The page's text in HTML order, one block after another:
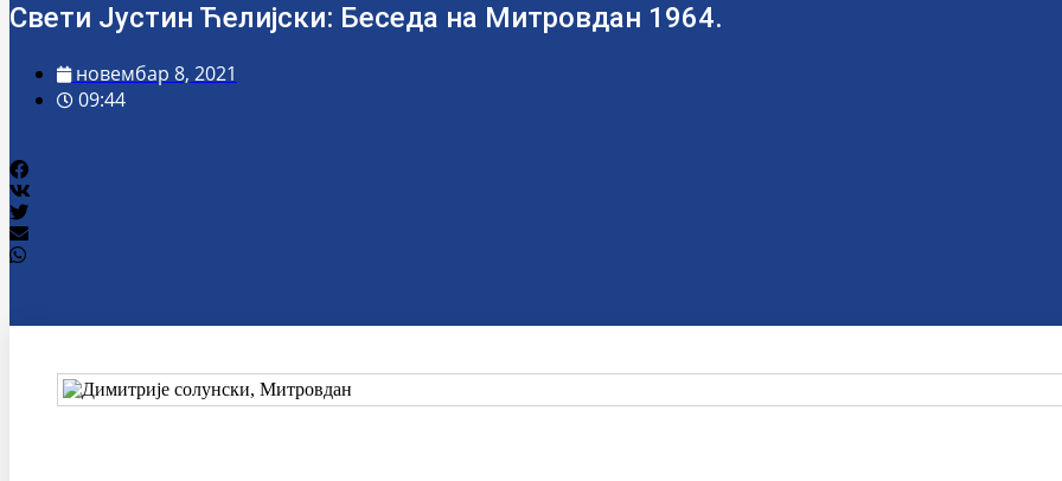
Свети Јустин Ћелијски: Беседа на Митровдан 1964.
новембар 8, 2021
09:44